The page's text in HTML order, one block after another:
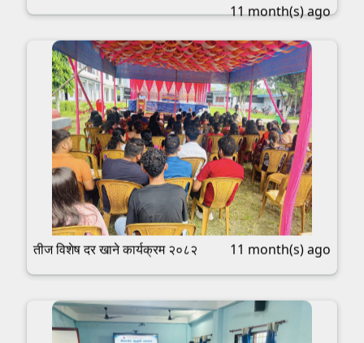
11 month(s) ago
तीज विशेष दर खाने कार्यक्रम २०८२ 11 month(s) ago